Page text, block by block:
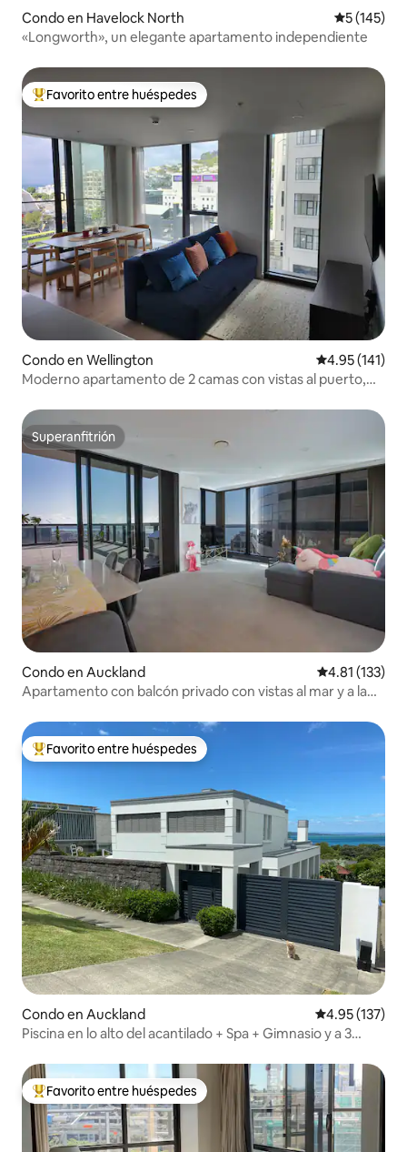
Condo en Havelock North
5 (145)
«Longworth», un elegante apartamento independiente
Favorito entre huéspedes preferido
Favorito entre huéspedes
Condo en Wellington Calificación
4.95 (141)
Moderno apartamento de 2 camas con vistas al puerto,
Superanfitrión
Superanfitrión
Condo en Auckland Calificación
4.81 (133)
Apartamento con balcón privado con vistas al mar y a la
Favorito entre huéspedes preferido
Favorito entre huéspedes
Condo en Auckland Calificación
4.95 (137)
Piscina en lo alto del acantilado + Spa + Gimnasio y a 3
Favorito entre huéspedes preferido
Favorito entre huéspedes